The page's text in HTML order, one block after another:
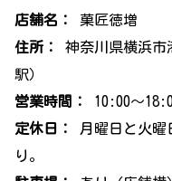
店舗名：
菓匠徳増
住所：
神奈川県横浜市
駅）
営業時間：
10:00〜
定休日：
月曜日と火曜
り。